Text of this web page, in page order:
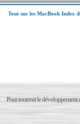
Tout sur les MacBook Index
Pour soutenir le développement